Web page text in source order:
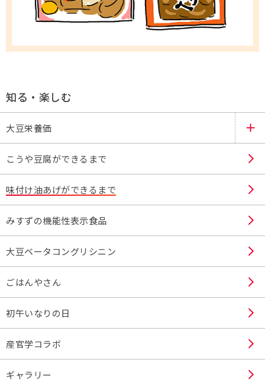
知る・楽しむ
大豆栄養価
こうや豆腐ができるまで
味付け油あげができるまで
みすずの機能性表示食品
大豆ベータコングリシニン
ごはんやさん
初午いなりの日
産官学コラボ
ギャラリー